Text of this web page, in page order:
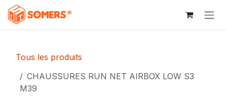
Se rendre au contenu
Tous les produits
CHAUSSURES RUN NET AIRBOX LOW S3
M39